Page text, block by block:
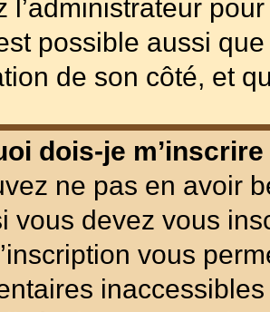
l’administrateur
possible aussi
de son côté, et
dois-je
ne pas en avoir
vous devez vous
vous